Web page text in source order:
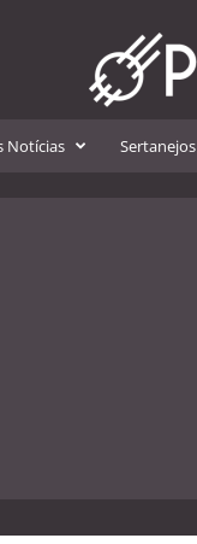
Notícias Sertanejos